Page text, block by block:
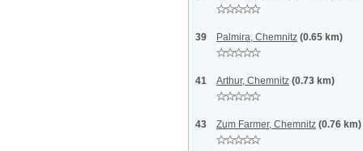
39 Palmira, Chemnitz (0.65 km)
41 Arthur, Chemnitz (0.73 km)
43 Zum Farmer, Chemnitz (0.76 km)